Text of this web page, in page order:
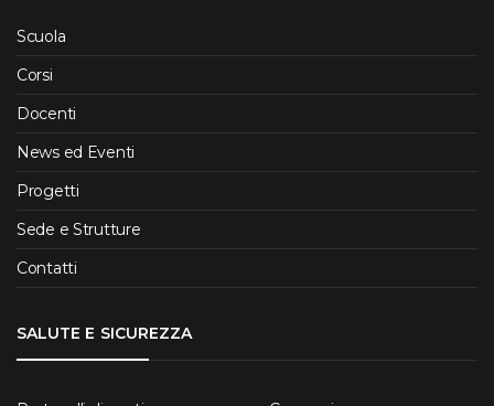
Scuola
Corsi
Docenti
News ed Eventi
Progetti
Sede e Strutture
Contatti
SALUTE E SICUREZZA